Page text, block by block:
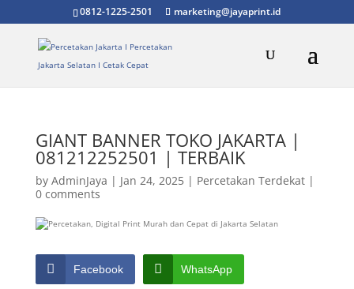
0812-1225-2501 marketing@jayaprint.id
GIANT BANNER TOKO JAKARTA |
081212252501 | TERBAIK
by AdminJaya | Jan 24, 2025| Percetakan Terdekat|
0 comments
Facebook WhatsApp